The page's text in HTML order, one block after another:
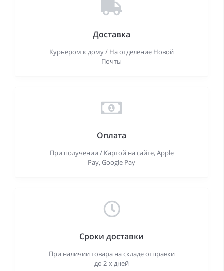
Доставка
Курьером к дому / На отделение Новой
Почты
Оплата
При получении / Картой на сайте, Apple
Pay, Google Pay
Сроки доставки
При наличии товара на складе отправки
до 2-х дней